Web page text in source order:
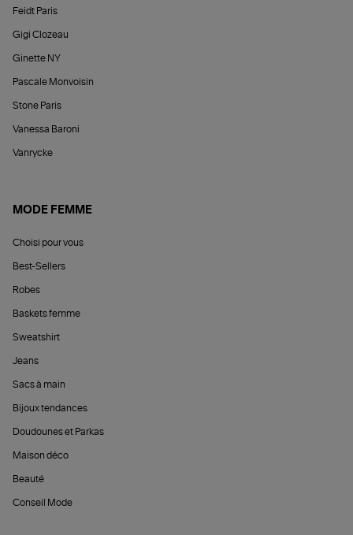
Feidt Paris
Gigi Clozeau
Ginette NY
Pascale Monvoisin
Stone Paris
Vanessa Baroni
Vanrycke
MODE FEMME
Choisi pour vous
Best-Sellers
Robes
Baskets femme
Sweatshirt
Jeans
Sacs à main
Bijoux tendances
Doudounes et Parkas
Maison déco
Beauté
Conseil Mode